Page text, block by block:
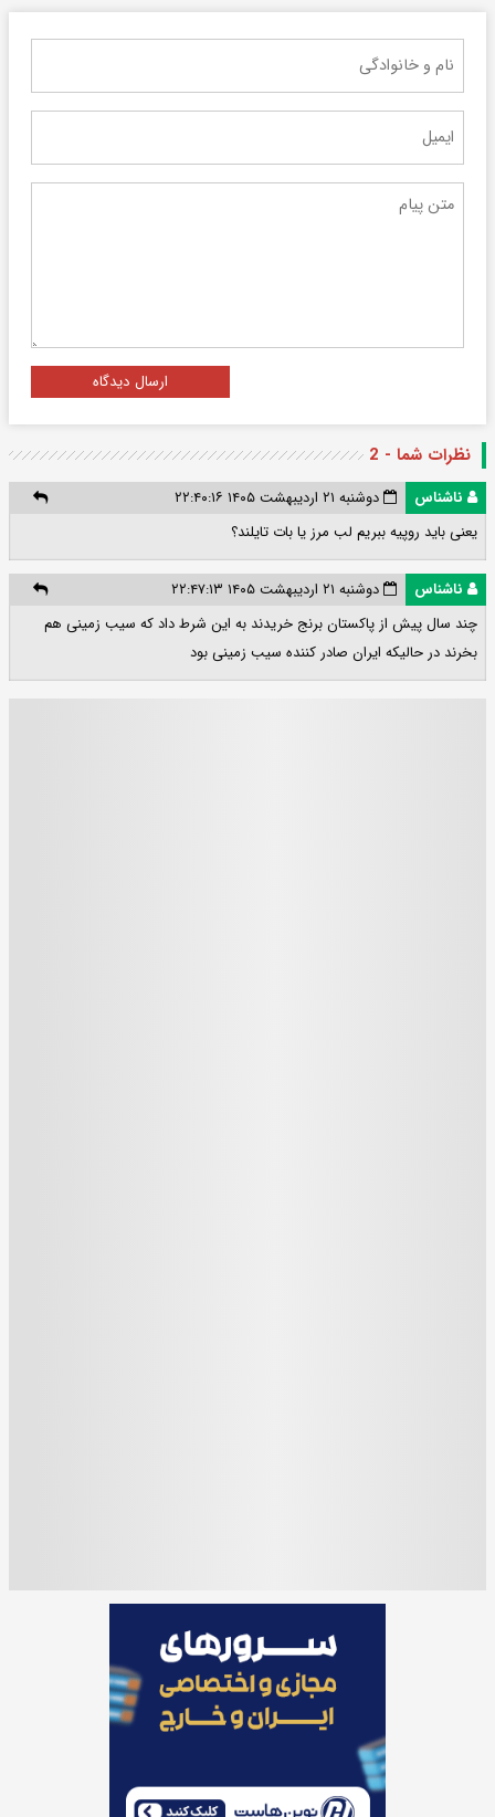
ارسال دیدگاه
نظرات شما - 2
ناشناس
دوشنبه ۲۱ اردیبهشت ۱۴۰۵ ۲۲:۴۰:۱۶
یعنی باید روپیه ببریم لب مرز یا بات تایلند؟
ناشناس
دوشنبه ۲۱ اردیبهشت ۱۴۰۵ ۲۲:۴۷:۱۳
چند سال پیش از پاکستان برنج خریدند به این شرط داد که سیب زمینی هم
بخرند در حالیکه ایران صادر کننده سیب زمینی بود